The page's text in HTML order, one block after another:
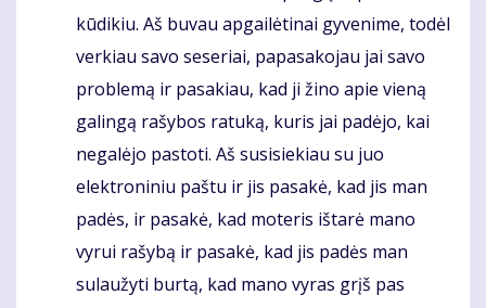
kūdikiu. Aš buvau apgailėtinai gyvenime, todėl
verkiau savo seseriai, papasakojau jai savo
problemą ir pasakiau, kad ji žino apie vieną
galingą rašybos ratuką, kuris jai padėjo, kai
negalėjo pastoti. Aš susisiekiau su juo
elektroniniu paštu ir jis pasakė, kad jis man
padės, ir pasakė, kad moteris ištarė mano
vyrui rašybą ir pasakė, kad jis padės man
sulaužyti burtą, kad mano vyras grįš pas